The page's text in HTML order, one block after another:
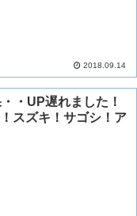
2018.09.14
・UP遅れました！
スズキ！サゴシ！ア